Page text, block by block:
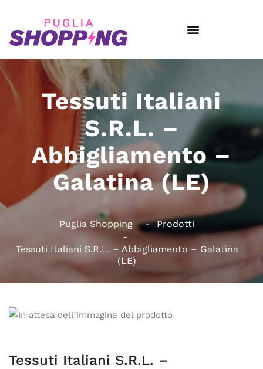
Tessuti Italiani
S.R.L. –
Abbigliamento –
Galatina (LE)
Puglia Shopping Prodotti
Tessuti Italiani S.R.L. – Abbigliamento – Galatina
(LE)
Tessuti Italiani S.R.L. –